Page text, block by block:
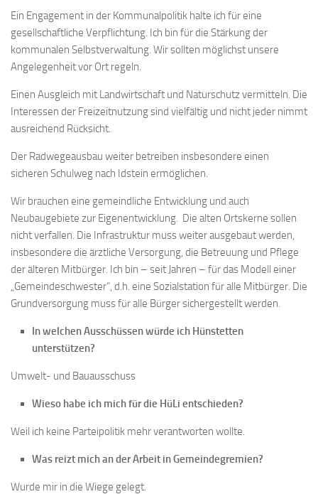
Ein Engagement in der Kommunalpolitik halte ich für eine
gesellschaftliche Verpflichtung. Ich bin für die Stärkung der
kommunalen Selbstverwaltung. Wir sollten möglichst unsere
Angelegenheit vor Ort regeln.
Einen Ausgleich mit Landwirtschaft und Naturschutz vermitteln. Die
Interessen der Freizeitnutzung sind vielfältig und nicht jeder nimmt
ausreichend Rücksicht.
Der Radwegeausbau weiter betreiben insbesondere einen
sicheren Schulweg nach Idstein ermöglichen.
Wir brauchen eine gemeindliche Entwicklung und auch
Neubaugebiete zur Eigenentwicklung. Die alten Ortskerne sollen
nicht verfallen. Die Infrastruktur muss weiter ausgebaut werden,
insbesondere die ärztliche Versorgung, die Betreuung und Pflege
der älteren Mitbürger. Ich bin – seit Jahren – für das Modell einer
„Gemeindeschwester“, d.h. eine Sozialstation für alle Mitbürger. Die
Grundversorgung muss für alle Bürger sichergestellt werden.
In welchen Ausschüssen würde ich Hünstetten
unterstützen?
Umwelt- und Bauausschuss
Wieso habe ich mich für die HüLi entschieden?
Weil ich keine Parteipolitik mehr verantworten wollte.
Was reizt mich an der Arbeit in Gemeindegremien?
Wurde mir in die Wiege gelegt.